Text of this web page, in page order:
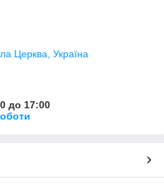
Церква, Україна
до 17:00